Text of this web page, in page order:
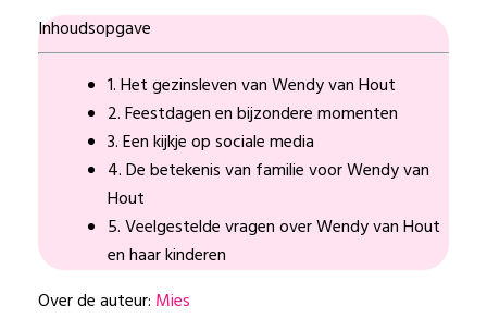
Inhoudsopgave
1. Het gezinsleven van Wendy van Hout
2. Feestdagen en bijzondere momenten
3. Een kijkje op sociale media
4. De betekenis van familie voor Wendy van
Hout
5. Veelgestelde vragen over Wendy van Hout
en haar kinderen
Over de auteur: Mies